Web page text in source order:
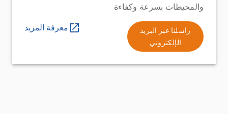
والمحيطات بسرعة وكفاءة
راسلنا عبر البريد
الإلكتروني
معرفة المزيد